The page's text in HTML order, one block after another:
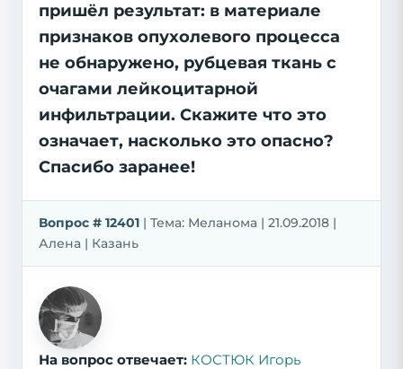
пришёл результат: в материале
признаков опухолевого процесса
не обнаружено, рубцевая ткань с
очагами лейкоцитарной
инфильтрации. Скажите что это
означает, насколько это опасно?
Спасибо заранее!
Вопрос # 12401 | Тема: Меланома | 21.09.2018 |
Алена | Казань
На вопрос отвечает: КОСТЮК Игорь